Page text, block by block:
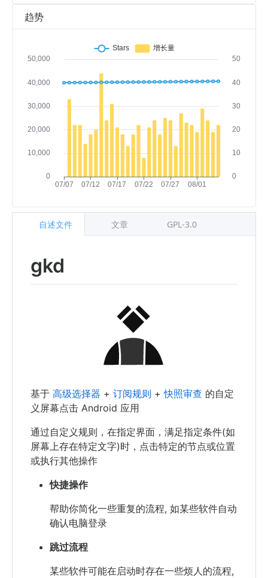
趋势
gkd
基于 高级选择器 + 订阅规则 +快照审查 的自定
义屏幕点击 Android 应用
通过自定义规则，在指定界面，满足指定条件(如
屏幕上存在特定文字)时，点击特定的节点或位置
或执行其他操作
快捷操作
帮助你简化一些重复的流程, 如某些软件自动
确认电脑登录
跳过流程
某些软件可能在启动时存在一些烦人的流程,
自述文件 文章 GPL-3.0